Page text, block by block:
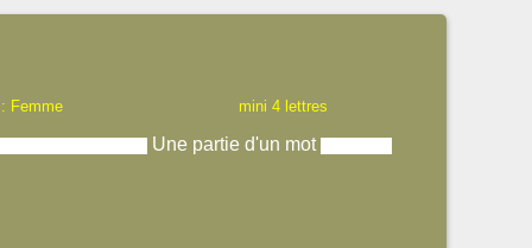
Femme mini 4 lettres
Une partie d'un mot